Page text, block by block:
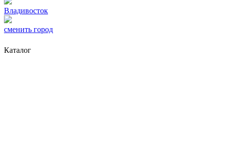
Владивосток
сменить город
Каталог